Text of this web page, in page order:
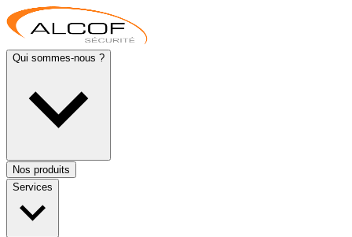
Qui sommes-nous ?
Nos produits
Services